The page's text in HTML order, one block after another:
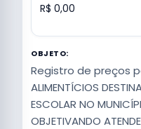
R$ 0,00
OBJETO:
Registro de preços
ALIMENTÍCIOS
ESCOLAR NO
OBJETIVANDO